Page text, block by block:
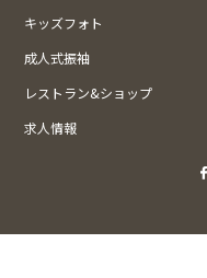
キッズフォト
成人式振袖
レストラン&ショップ
求人情報